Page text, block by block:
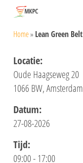
main
content
Home» Lean Green Belt
Locatie:
Oude Haagseweg 20
1066 BW, Amsterdam
Datum:
27-08-2026
Tijd:
09:00 - 17:00